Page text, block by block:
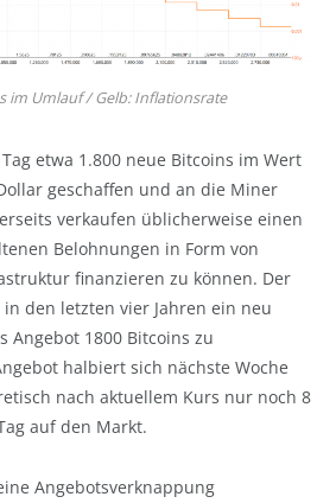
im Umlauf / Gelb: Inflationsrate
etwa 1.800 neue Bitcoins im Wert
geschaffen und an die Miner
verkaufen üblicherweise einen
Belohnungen in Form von
finanzieren zu können. Der
den letzten vier Jahren ein neu
Angebot 1800 Bitcoins zu
halbiert sich nächste Woche
nach aktuellem Kurs nur noch 8
auf den Markt.
Angebotsverknappung